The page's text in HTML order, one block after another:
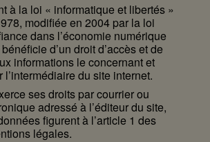
à la loi « informatique et libertés »
modifiée en 2004 par la loi
dans l’économie numérique
d’un droit d’accès et de
informations le concernant et
du site internet.
ses droits par courrier ou
adressé à l’éditeur du site,
figurent à l’article 1 des
légales.